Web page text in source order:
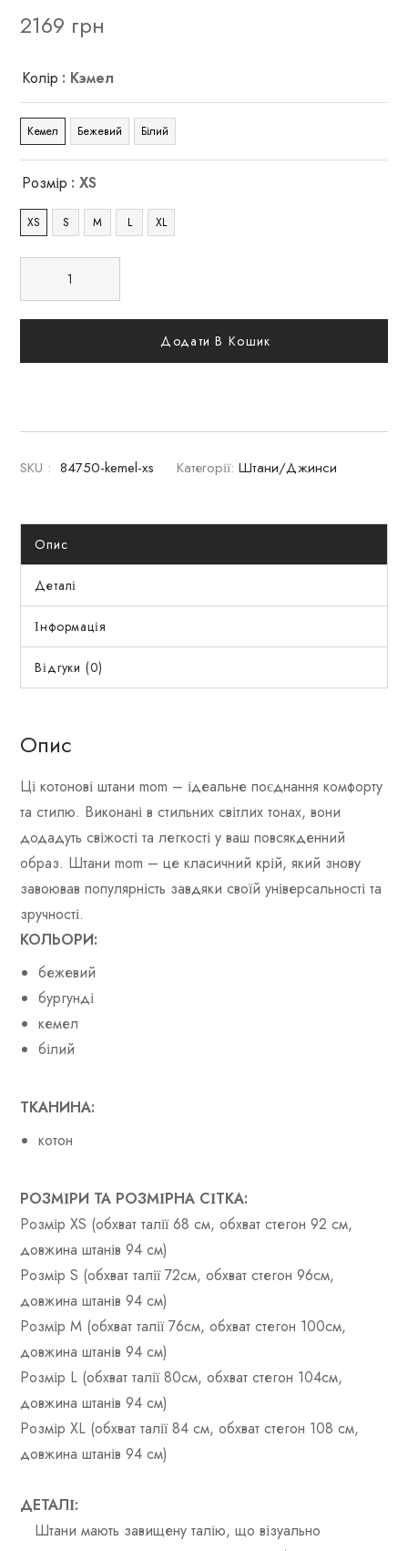
2169 грн
Колір : Кэмел
Кемел Бежевий Білий
Розмір : XS
XS S M L XL
Додати В Кошик
SKU : 84750-kemel-xs Категорії: Штани/Джинси
Опис
Деталі
Інформація
Відгуки (0)
Опис
Ці котонові штани mom – ідеальне поєднання комфорту
та стилю. Виконані в стильних світлих тонах, вони
додадуть свіжості та легкості у ваш повсякденний
образ. Штани mom – це класичний крій, який знову
завоював популярність завдяки своїй універсальності та
зручності.
КОЛЬОРИ:
бежевий
бургунді
кемел
білий
ТКАНИНА:
котон
РОЗМІРИ ТА РОЗМІРНА СІТКА:
Розмір XS (обхват талії 68 см, обхват стегон 92 см,
довжина штанів 94 см)
Розмір S (обхват талії 72см, обхват стегон 96см,
довжина штанів 94 см)
Розмір М (обхват талії 76см, обхват стегон 100см,
довжина штанів 94 см)
Розмір L (обхват талії 80см, обхват стегон 104см,
довжина штанів 94 см)
Розмір XL (обхват талії 84 см, обхват стегон 108 см,
довжина штанів 94 см)
ДЕТАЛІ:
Штани мають завищену талію, що візуально